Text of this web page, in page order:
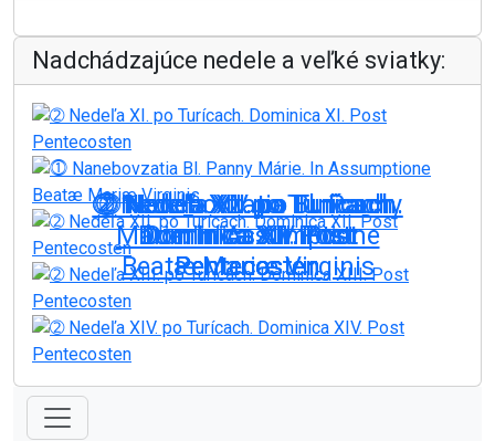
Nadchádzajúce nedele a veľké sviatky:
➁ Nedeľa XI. po Turícach.
Dominica XI. Post
Pentecosten
⓵ Nanebovzatia Bl. Panny
Márie. In Assumptione
Beatæ Mariæ Virginis
➁ Nedeľa XII. po Turícach.
Dominica XII. Post
Pentecosten
➁ Nedeľa XIII. po Turícach.
Dominica XIII. Post
Pentecosten
➁ Nedeľa XIV. po Turícach.
Dominica XIV. Post
Pentecosten